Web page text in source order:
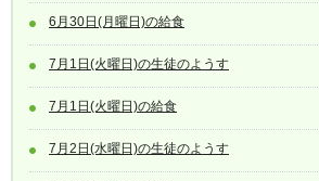
6月30日(月曜日)の給食
7月1日(火曜日)の生徒のようす
7月1日(火曜日)の給食
7月2日(水曜日)の生徒のようす